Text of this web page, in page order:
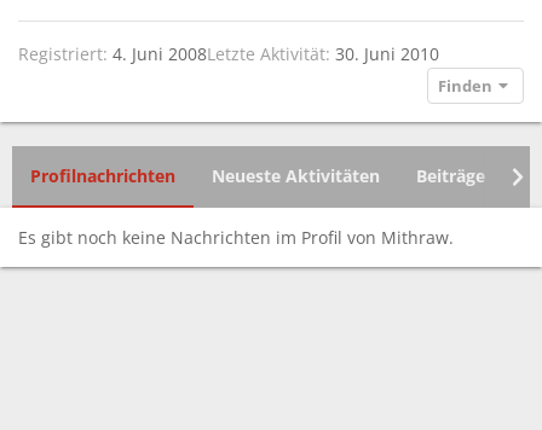
Registriert 4. Juni 2008Letzte Aktivität 30. Juni 2010
Finden
Profilnachrichten Neueste Aktivitäten Beiträge
Es gibt noch keine Nachrichten im Profil von Mithraw.